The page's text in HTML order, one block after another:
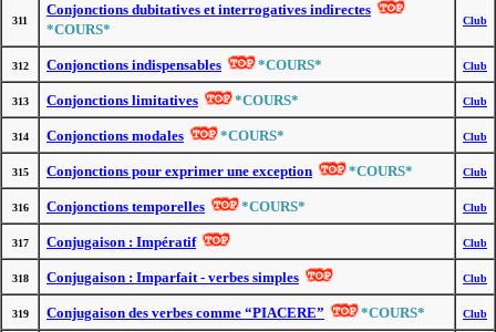
311
Conjonctions dubitatives et interrogatives indirectes
*COURS*
Club
312 Conjonctions indispensables *COURS* Club
313 Conjonctions limitatives *COURS* Club
314 Conjonctions modales *COURS* Club
315 Conjonctions pour exprimer une exception *COURS* Club
316 Conjonctions temporelles *COURS* Club
317 Conjugaison : Impératif Club
318 Conjugaison : Imparfait - verbes simples Club
319 Conjugaison des verbes comme “PIACERE” *COURS* Club